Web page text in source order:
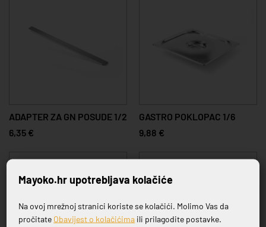
ADAPTER ZA GN POSUDE 1/2
6,35 €
GASTRO POKLOPAC 1/6
9,88 €
Prijavite se na naš newsletter
Mayoko.hr upotrebljava kolačiće
Na ovoj mrežnoj stranici koriste se kolačići. Molimo Vas da
pročitate Obavijest o kolačićima ili prilagodite postavke.